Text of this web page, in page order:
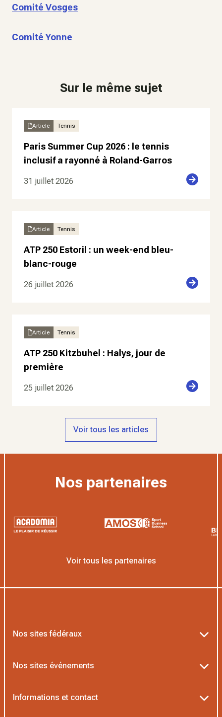
Comité Vosges
Comité Yonne
Sur le même sujet
Article Tennis
Paris Summer Cup 2026 : le tennis
inclusif a rayonné à Roland-Garros
31 juillet 2026
Article Tennis
ATP 250 Estoril : un week-end bleu-
blanc-rouge
26 juillet 2026
Article Tennis
ATP 250 Kitzbuhel : Halys, jour de
première
25 juillet 2026
Voir tous les articles
Nos partenaires
Voir tous les partenaires
Nos sites fédéraux
Nos sites événements
Informations et contact